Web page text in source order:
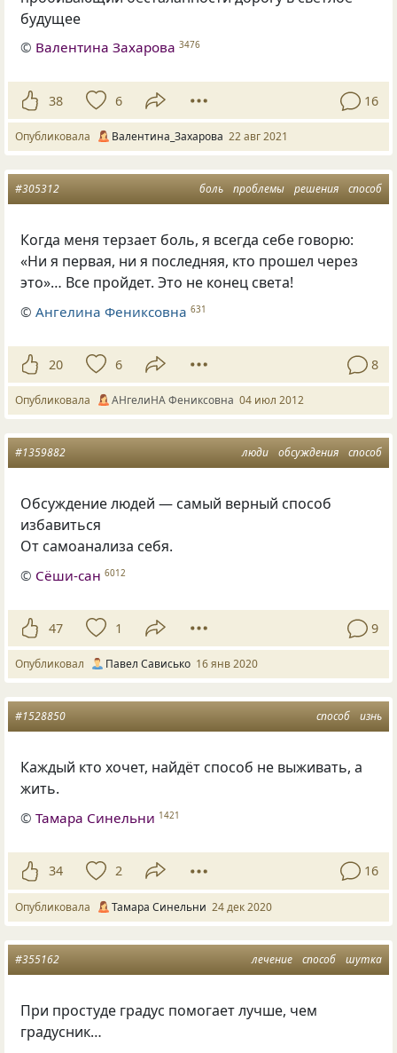
будущее
© Валентина Захарова 3476
38 6 16
Опубликовала Валентина_Захарова 22 авг 2021
боль проблемы решения способ
#305312
Когда меня терзает боль, я всегда себе говорю:
«Ни я первая, ни я последняя, кто прошел через
это»… Все пройдет. Это не конец света!
©Ангелина Фениксовна 631
20 6 8
Опубликовала АНгелиНА Фениксовна 04 июл 2012
люди обсуждения способ
#1359882
Обсуждение людей — самый верный способ
избавиться
От самоанализа себя.
© Сёши-сан 6012
47 1 9
Опубликовал Павел Сависько 16 янв 2020
способ изнь
#1528850
Каждый кто хочет, найдёт способ не выживать, а
жить.
©Тамара Синельни 1421
34 2 16
Опубликовала Тамара Синельни 24 дек 2020
лечение способ шутка
#355162
При простуде градус помогает лучше, чем
градусник…